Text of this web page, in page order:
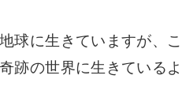
球に生きていますが、
跡の世界に生きている